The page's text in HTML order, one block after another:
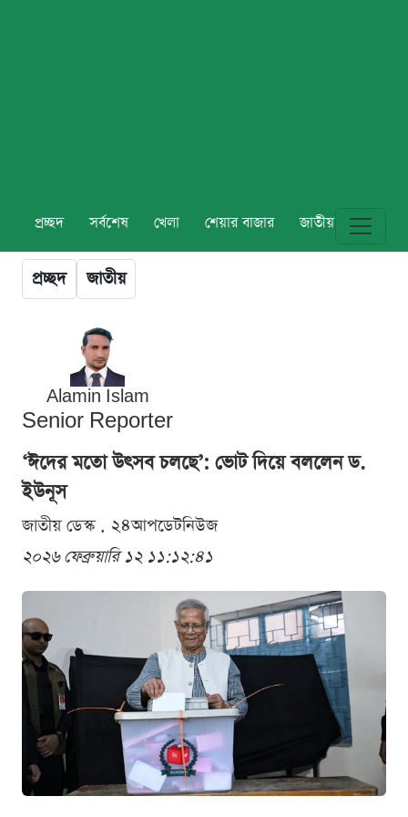
প্রচ্ছদ সর্বশেষ খেলা শেয়ার বাজার জাতীয় বিশ্ব
প্রচ্ছদ জাতীয়
Alamin Islam
Senior Reporter
‘ঈদের মতো উৎসব চলছে’: ভোট দিয়ে বললেন ড.
ইউনূস
জাতীয় ডেস্ক . ২৪আপডেটনিউজ
২০২৬ ফেব্রুয়ারি ১২ ১১:১২:৪১